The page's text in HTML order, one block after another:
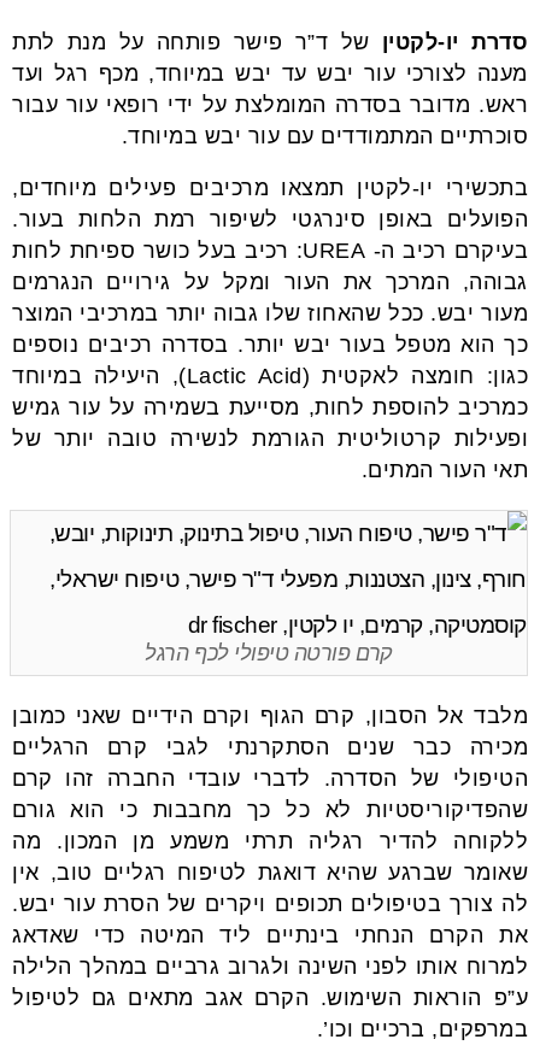
סדרת יו-לקטין של ד”ר פישר פותחה על מנת לתת
מענה לצורכי עור יבש עד יבש במיוחד, מכף רגל ועד
ראש. מדובר בסדרה המומלצת על ידי רופאי עור עבור
סוכרתיים המתמודדים עם עור יבש במיוחד.
בתכשירי יו-לקטין תמצאו מרכיבים פעילים מיוחדים,
הפועלים באופן סינרגטי לשיפור רמת הלחות בעור.
בעיקרם רכיב ה- UREA: רכיב בעל כושר ספיחת לחות
גבוהה, המרכך את העור ומקל על גירויים הנגרמים
מעור יבש. ככל שהאחוז שלו גבוה יותר במרכיבי המוצר
כך הוא מטפל בעור יבש יותר. בסדרה רכיבים נוספים
כגון: חומצה לאקטית (Lactic Acid), היעילה במיוחד
כמרכיב להוספת לחות, מסייעת בשמירה על עור גמיש
ופעילות קרטוליטית הגורמת לנשירה טובה יותר של
תאי העור המתים.
קרם פורטה טיפולי לכף הרגל
מלבד אל הסבון, קרם הגוף וקרם הידיים שאני כמובן
מכירה כבר שנים הסתקרנתי לגבי קרם הרגליים
הטיפולי של הסדרה. לדברי עובדי החברה זהו קרם
שהפדיקוריסטיות לא כל כך מחבבות כי הוא גורם
ללקוחה להדיר רגליה תרתי משמע מן המכון. מה
שאומר שברגע שהיא דואגת לטיפוח רגליים טוב, אין
לה צורך בטיפולים תכופים ויקרים של הסרת עור יבש.
את הקרם הנחתי בינתיים ליד המיטה כדי שאדאג
למרוח אותו לפני השינה ולגרוב גרביים במהלך הלילה
ע”פ הוראות השימוש. הקרם אגב מתאים גם לטיפול
במרפקים, ברכיים וכו’.